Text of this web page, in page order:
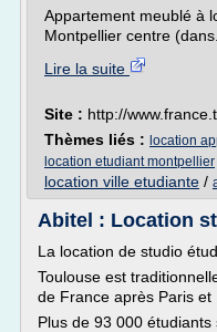
Appartement meublé à
Montpellier centre
Lire la suite
Site : http://
Thèmes liés : location
location etudiant montpellier
location ville etudiante /
Abitel : Location
La location de studio
Toulouse est
de France après Paris et
Plus de 93 000